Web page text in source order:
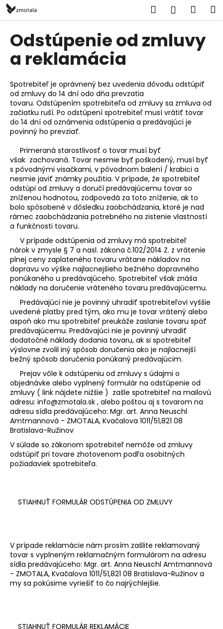
Prejsť
na
obsah
Hľadať
Odstúpenie od zmluvy
a reklamácia
Spotrebiteľ je oprávnený bez uvedenia dôvodu odstúpiť
od zmluvy do 14 dní odo dňa prevzatia
tovaru. Odstúpením spotrebiteľa od zmluvy sa zmluva od
začiatku ruší. Po odstúpení spotrebiteľ musí vrátiť tovar
do 14 dní od oznámenia odstúpenia a predávajúci je
povinný ho prevziať.
Primeraná starostlivosť o tovar musí byť
však zachovaná. Tovar nesmie byť poškodený, musí byť
s pôvodnými visačkami, v pôvodnom balení / krabici a
nesmie javiť známky použitia. V prípade, že spotrebiteľ
odstúpi od zmluvy a doručí predávajúcemu tovar so
zníženou hodnotou, zodpovedá za toto zníženie, ak to
bolo spôsobené v dôsledku zaobchádzania, ktoré je nad
rámec zaobchádzania potrebného na zistenie vlastností
a funkčnosti tovaru.
V prípade odstúpenia od zmluvy má spotrebiteľ
nárok v zmysle § 7 a nasl. zákona č.102/2014 Z. z vrátenie
plnej ceny zaplateného tovaru vrátane nákladov na
dopravu vo výške najlacnejšieho bežného dopravného
ponúkaného u predávajúceho. Spotrebiteľ však znáša
náklady na doručenie vráteného tovaru predávajúcemu.
Predávajúci nie je povinný uhradiť spotrebiteľovi vyššie
uvedené platby pred tým, ako mu je tovar vrátený alebo
aspoň ako mu spotrebiteľ preukáže zaslanie tovaru späť
predávajúcemu. Predávajúci nie je povinný uhradiť
dodatočné náklady dodania tovaru, ak si spotrebiteľ
výslovne zvolil iný spôsob doručenia ako je najlacnejší
bežný spôsob doručenia ponúkaný predávajúcim.
Prejav vôle k odstúpeniu od zmluvy s údajmi o
objednávke alebo vyplnený formulár na odstúpenie od
zmluvy ( link nájdete nižšie ) zašle spotrebiteľ na mailovú
adresu: info@zmotala.sk , alebo poštou aj s tovarom na
adresu sídla predávajúceho: Mgr. art. Anna Neuschl
Amtmannová - ZMOTALA, Kvačalova 1011/51,821 08
Bratislava-Ružinov
V súlade so zákonom spotrebiteľ nemôže od zmluvy
odstúpiť pri tovare zhotovenom podľa osobitných
požiadaviek spotrebiteľa.
STIAHNUŤ FORMULÁR ODSTÚPENIA OD ZMLUVY
V prípade reklamácie nám prosím zašlite reklamovaný
tovar s vyplneným reklamačným formulárom na adresu
sídla predávajúceho: Mgr. art. Anna Neuschl Amtmannová
- ZMOTALA, Kvačalova 1011/51,821 08 Bratislava-Ružinov a
my sa pokúsime vyriešiť to čo najrýchlejšie.
STIAHNUŤ FORMULÁR REKLAMÁCIE
K
o
Č
o
p
o
t
r
e
u
j
e
t
e
n
j
s
ť
?
HĽADAŤ